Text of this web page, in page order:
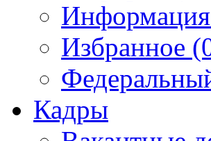
Информация
Избранное
Кадры